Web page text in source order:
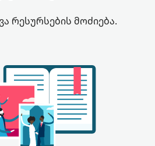
რესურსების მოძიება.